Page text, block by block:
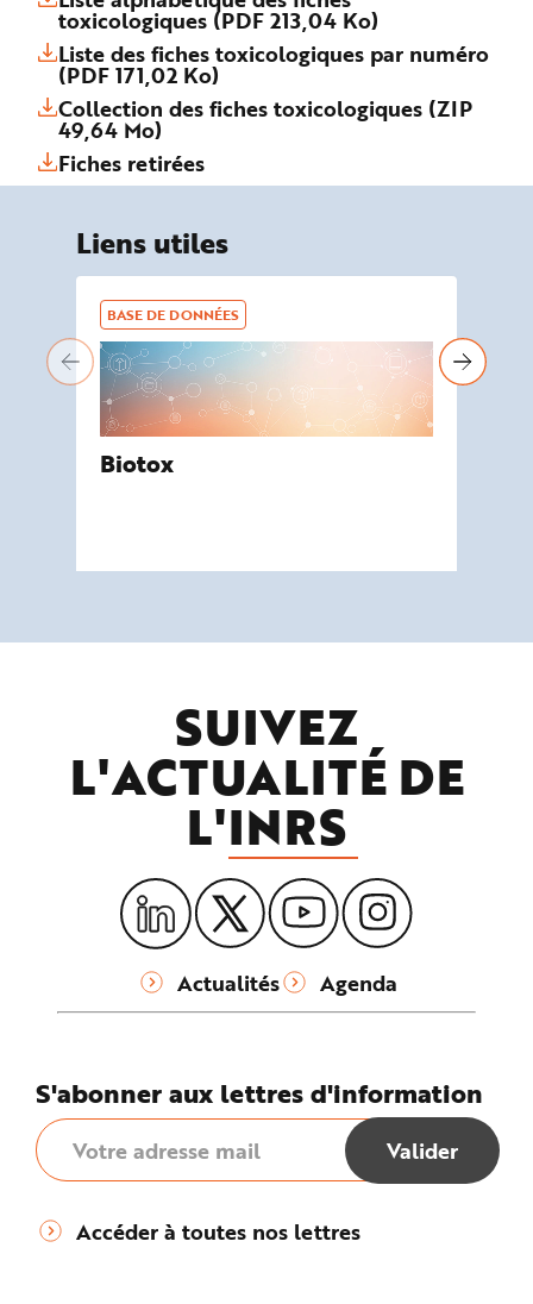
toxicologiques (PDF 213,04 Ko)
Liste des fiches toxicologiques par numéro
(PDF 171,02 Ko)
Collection des fiches toxicologiques (ZIP
49,64 Mo)
Fiches retirées
Liens utiles
BASE DE DONNÉES
Biotox
SUIVEZ
L'ACTUALITÉ DE
L'INRS
Actualités Agenda
S'abonner aux lettres d'information
Accéder à toutes nos lettres